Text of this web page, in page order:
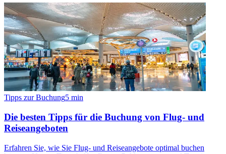
Tipps zur Buchung5 min
Die besten Tipps für die Buchung von Flug- und
Reiseangeboten
Erfahren Sie, wie Sie Flug- und Reiseangebote optimal buchen